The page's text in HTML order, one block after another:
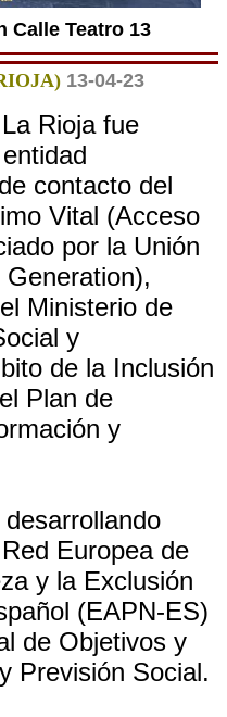
Calle Teatro 13
13-04-23
Rioja fue
contacto del
Vital (Acceso
por la Unión
Ministerio de
y
de la Inclusión
Plan de
y
Europea de
y la Exclusión
(EAPN-ES)
de Objetivos y
Previsión Social.